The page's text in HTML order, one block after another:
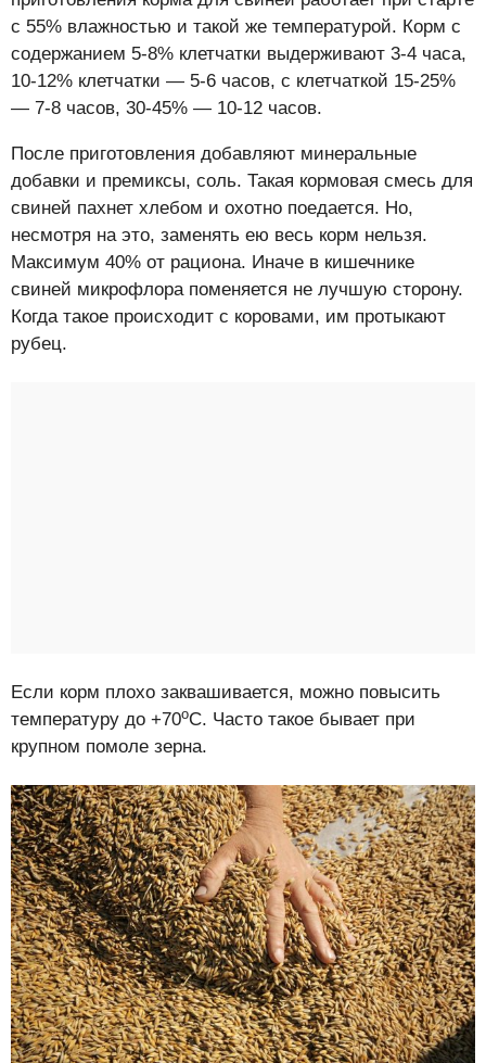
с 55% влажностью и такой же температурой. Корм с
содержанием 5-8% клетчатки выдерживают 3-4 часа,
10-12% клетчатки — 5-6 часов, с клетчаткой 15-25%
— 7-8 часов, 30-45% — 10-12 часов.
После приготовления добавляют минеральные
добавки и премиксы, соль. Такая кормовая смесь для
свиней пахнет хлебом и охотно поедается. Но,
несмотря на это, заменять ею весь корм нельзя.
Максимум 40% от рациона. Иначе в кишечнике
свиней микрофлора поменяется не лучшую сторону.
Когда такое происходит с коровами, им протыкают
рубец.
Если корм плохо заквашивается, можно повысить
температуру до +70оС. Часто такое бывает при
крупном помоле зерна.